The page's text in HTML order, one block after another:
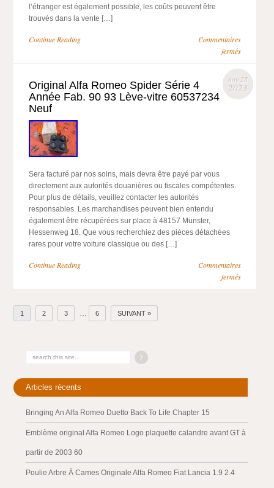
l’étranger est également possible, les coûts peuvent être
trouvés dans la vente […]
Continue Reading
Commentaires
fermés
nov 25
2023
Original Alfa Romeo Spider Série 4
Année Fab. 90 93 Lève-vitre 60537234
Neuf
Sera facturé par nos soins, mais devra être payé par vous
directement aux autorités douanières ou fiscales compétentes.
Pour plus de détails, veuillez contacter les autorités
responsables. Les marchandises peuvent bien entendu
également être récupérées sur place à 48157 Münster,
Hessenweg 18. Que vous recherchiez des pièces détachées
rares pour votre voiture classique ou des […]
Continue Reading
Commentaires
fermés
1 2 3 … 6 SUIVANT »
Articles récents
Bringing An Alfa Romeo Duetto Back To Life Chapter 15
Emblème original Alfa Romeo Logo plaquette calandre avant GT à
partir de 2003 60
Poulie Arbre À Cames Originale Alfa Romeo Fiat Lancia 1.9 2.4